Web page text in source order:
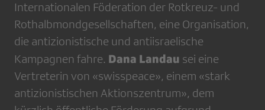
Internationalen Föderation der Rotkreuz- und
Rothalbmondgesellschaften, eine Organisation,
die antizionistische und antiisraelische
Kampagnen fahre. Dana Landau sei eine
Vertreterin von «swisspeace», einem «stark
antizionistischen Aktionszentrum», dem